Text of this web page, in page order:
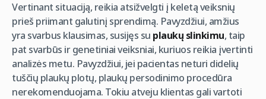
Vertinant situaciją, reikia atsižvelgti į keletą veiksnių
prieš priimant galutinį sprendimą. Pavyzdžiui, amžius
yra svarbus klausimas, susijęs su plaukų slinkimu, taip
pat svarbūs ir genetiniai veiksniai, kuriuos reikia įvertinti
analizės metu. Pavyzdžiui, jei pacientas neturi didelių
tuščių plaukų plotų, plaukų persodinimo procedūra
nerekomenduojama. Tokiu atveju klientas gali vartoti